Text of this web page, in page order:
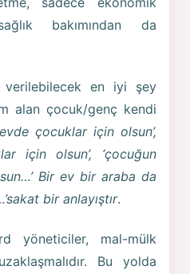
bakımından da
verilebilecek en iyi şey
alan çocuk/genç kendi
çocuklar için olsun’,
için olsun’, ‘çocuğun
Bir ev bir araba da
bir anlayıştır.
yöneticiler, mal-mülk
Bu yolda